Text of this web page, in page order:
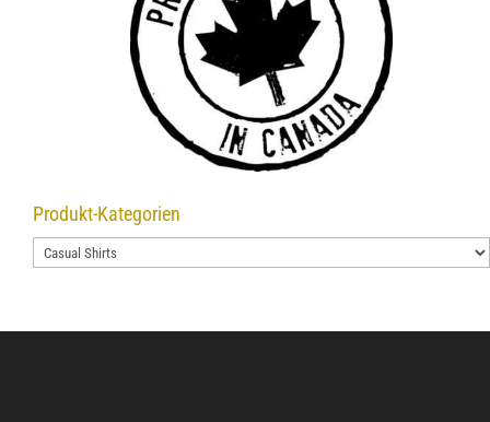
Produkt-Kategorien